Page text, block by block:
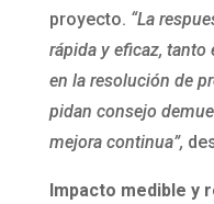
proyecto. “La
rápida y eficaz,
en la resolución de
pidan consejo
mejora continua”,
Impacto medible y